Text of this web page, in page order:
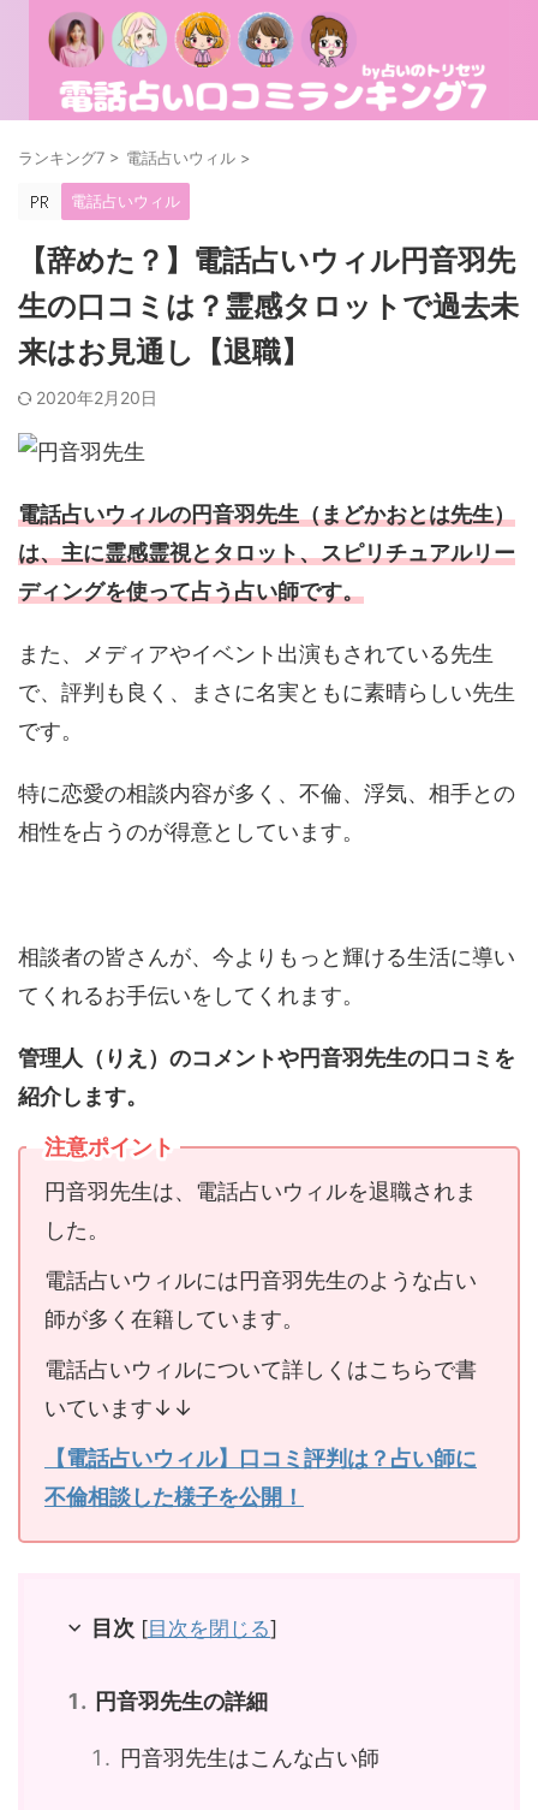
ランキング7 > 電話占いウィル >
電話占いウィル
【辞めた？】電話占いウィル円音羽先
生の口コミは？霊感タロットで過去未
来はお見通し【退職】
2020年2月20日
電話占いウィルの円音羽先生（まどかおとは先生）
は、主に霊感霊視とタロット、スピリチュアルリー
ディングを使って占う占い師です。
また、メディアやイベント出演もされている先生
で、評判も良く、まさに名実ともに素晴らしい先生
です。
特に恋愛の相談内容が多く、不倫、浮気、相手との
相性を占うのが得意としています。
相談者の皆さんが、今よりもっと輝ける生活に導い
てくれるお手伝いをしてくれます。
管理人（りえ）のコメントや円音羽先生の口コミを
紹介します。
注意ポイント
円音羽先生は、電話占いウィルを退職されま
した。
電話占いウィルには円音羽先生のような占い
師が多く在籍しています。
電話占いウィルについて詳しくはこちらで書
いています↓↓
【電話占いウィル】口コミ評判は？占い師に
不倫相談した様子を公開！
目次 [目次を閉じる]
円音羽先生の詳細
円音羽先生はこんな占い師